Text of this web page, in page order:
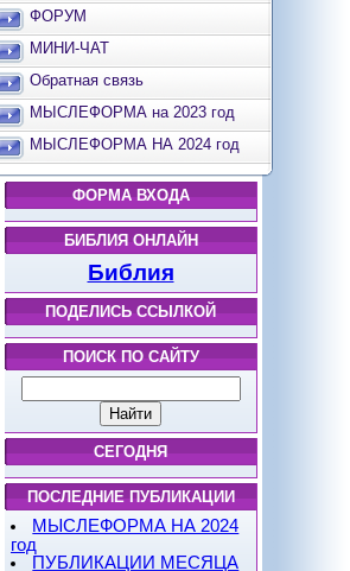
ФОРУМ
МИНИ-ЧАТ
Обратная связь
МЫСЛЕФОРМА на 2023 год
МЫСЛЕФОРМА НА 2024 год
ФОРМА ВХОДА
БИБЛИЯ ОНЛАЙН
Библия
ПОДЕЛИСЬ ССЫЛКОЙ
ПОИСК ПО САЙТУ
СЕГОДНЯ
ПОСЛЕДНИЕ ПУБЛИКАЦИИ
МЫСЛЕФОРМА НА 2024
год
ПУБЛИКАЦИИ МЕСЯЦА